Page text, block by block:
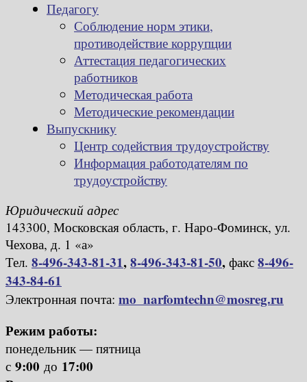
Педагогу
Соблюдение норм этики,
противодействие коррупции
Аттестация педагогических
работников
Методическая работа
Методические рекомендации
Выпускнику
Центр содействия трудоустройству
Информация работодателям по
трудоустройству
Юридический адрес
143300, Московская область, г. Наро-Фоминск, ул.
Чехова, д. 1 «а»
Тел. 8-496-343-81-31,8-496-343-81-50, факс 8-496-
343-84-61
Электронная почта: mo_narfomtechn@mosreg.ru
Режим работы:
понедельник — пятница
с 9:00 до 17:00